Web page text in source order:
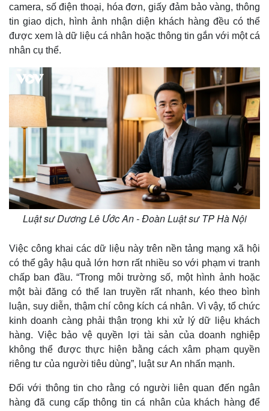
Kinh tế
Bất động sản
Khởi nghiệp
Thị trường
Giá vàng
Tiêu dùng
Tỷ giá
Chứng khoán
Giá cà phê
camera, số điện thoại, hóa đơn, giấy đảm bảo vàng, thông
tin giao dịch, hình ảnh nhận diện khách hàng đều có thể
được xem là dữ liệu cá nhân hoặc thông tin gắn với một cá
nhân cụ thể.
Luật sư Dương Lê Ước An - Đoàn Luật sư TP Hà Nội
Việc công khai các dữ liệu này trên nền tảng mạng xã hội
có thể gây hậu quả lớn hơn rất nhiều so với phạm vi tranh
chấp ban đầu. “Trong môi trường số, một hình ảnh hoặc
một bài đăng có thể lan truyền rất nhanh, kéo theo bình
luận, suy diễn, thậm chí công kích cá nhân. Vì vậy, tổ chức
kinh doanh càng phải thận trọng khi xử lý dữ liệu khách
hàng. Việc bảo vệ quyền lợi tài sản của doanh nghiệp
không thể được thực hiện bằng cách xâm phạm quyền
riêng tư của người tiêu dùng”, luật sư An nhấn mạnh.
Đối với thông tin cho rằng có người liên quan đến ngân
hàng đã cung cấp thông tin cá nhân của khách hàng để